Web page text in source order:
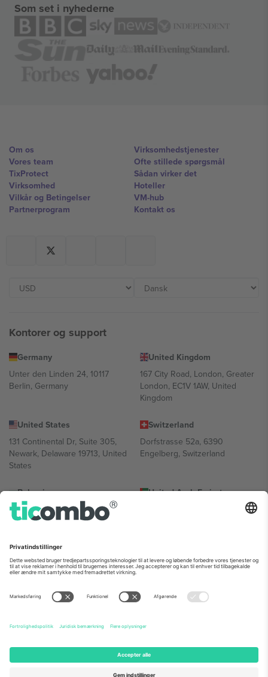
Som set i nyhederne
Om os
Vores team
TixProtect
Virksomhed
Vilkår og Betingelser
Partnerprogram
Virksomhedstjenester
Ofte stillede spørgsmål
Sådan virker det
Hoteller
VM-hub
Kontakt os
Kontorer og support
Germany
Unter den Linden 24, 10117
Berlin, Germany
United Kingdom
167 City Road, London, Greater
London, EC1V 1AW, United
Kingdom
United States
131 Continental Dr, Suite 305,
Newark, Delaware 19713, United
States
Switzerland
Dorfstrasse 52a, 6390
Engelberg, Switzerland
Bulgaria
Regus Sofia City West, bul
Totleben 53-55, 1606 Sofia,
United Arab Emirates
UAE Dubai Silicon Oasis, DDP
Mexico
Av Chapultepec 360, Roma
Norte, Cuauhtémoc, 06700
Ciudad de México, CDMX,
sted, begivenhed og/eller domæne. For detaljer se den specifikke
begivenhedsside, tryk og vilkår.,Virksomhed
Ticombo. Alle rettigheder forbeholdes.